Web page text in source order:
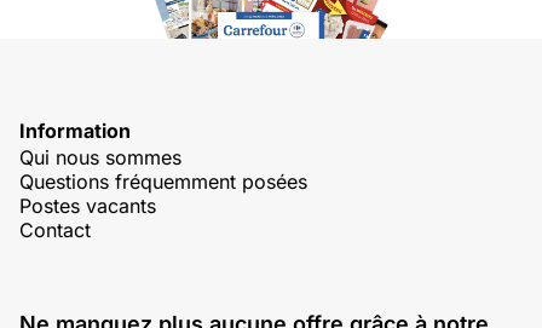
Information
Qui nous sommes
Questions fréquemment posées
Postes vacants
Contact